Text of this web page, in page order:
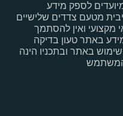
לספק מידע
מטעם צדדים שלישיים
מקצועי ואין להסתמך
באתר טעון בדיקה
באתר ובתכניו הינה
המשתמש